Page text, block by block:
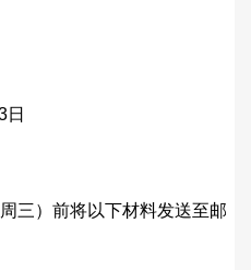
三）前将以下材料发送至邮